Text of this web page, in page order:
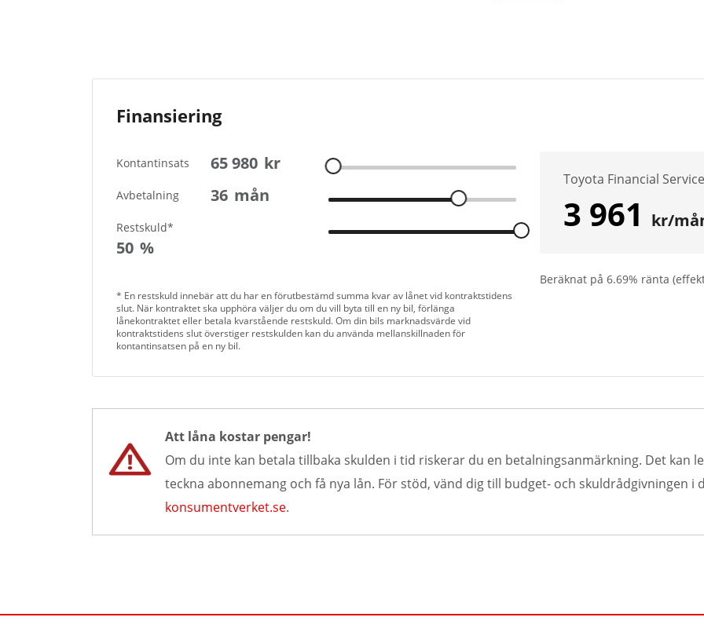
Finansiering
Kontantinsats 65 980 kr
Avbetalning 36 mån
Restskuld*
50 %
Toyota Financial
3 961 kr/
Beräknat på 6.69% ränta
* En restskuld innebär att du har en förutbestämd summa kvar av lånet vid kontraktstidens
slut. När kontraktet ska upphöra väljer du om du vill byta till en ny bil, förlänga
lånekontraktet eller betala kvarstående restskuld. Om din bils marknadsvärde vid
kontraktstidens slut överstiger restskulden kan du använda mellanskillnaden för
kontantinsatsen på en ny bil.
Att låna kostar pengar!
Om du inte kan betala tillbaka skulden i tid riskerar du en betalningsanmärkning. Det kan
teckna abonnemang och få nya lån. För stöd, vänd dig till budget- och skuldrådgivningen
konsumentverket.se.